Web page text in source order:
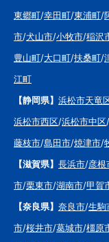
東郷町/幸田町/東浦町/
市/犬山市/小牧市/稲沢
豊山町/大口町/扶桑町/
江町
【静岡県】 浜松市天竜
浜松市西区/浜松市中区/
藤枝市/島田市/焼津市/
【滋賀県】 長浜市/彦根
市/栗東市/湖南市/甲賀
【奈良県】 奈良市/生駒
市/桜井市/葛城市/橿原